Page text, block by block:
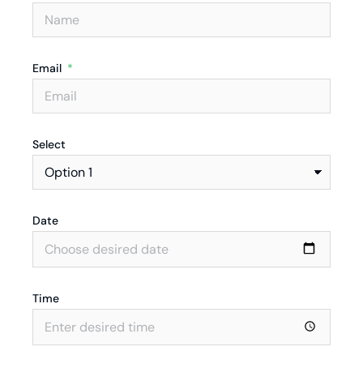
Email
Select
Date
Time